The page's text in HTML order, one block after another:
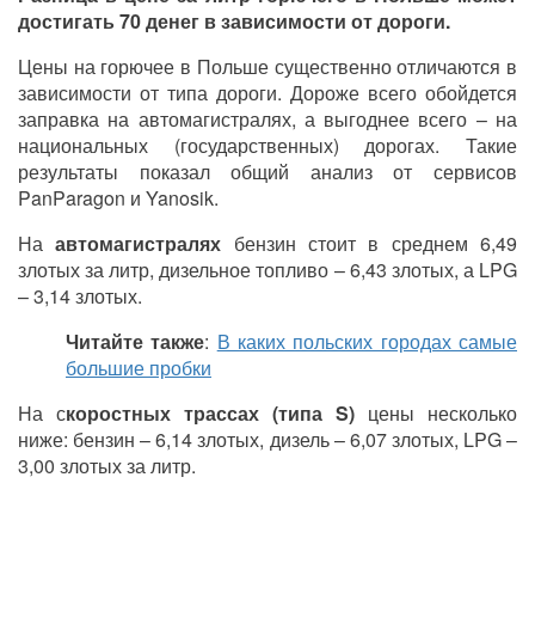
достигать 70 денег в зависимости от дороги.
Цены на горючее в Польше существенно отличаются в
зависимости от типа дороги. Дороже всего обойдется
заправка на автомагистралях, а выгоднее всего – на
национальных (государственных) дорогах. Такие
результаты показал общий анализ от сервисов
PanParagon и Yanosik.
Наавтомагистралях бензин стоит в среднем 6,49
злотых за литр, дизельное топливо – 6,43 злотых, а LPG
– 3,14 злотых.
Читайте также: В каких польских городах самые
большие пробки
На скоростных трассах (типа S) цены несколько
ниже: бензин – 6,14 злотых, дизель – 6,07 злотых, LPG –
3,00 злотых за литр.